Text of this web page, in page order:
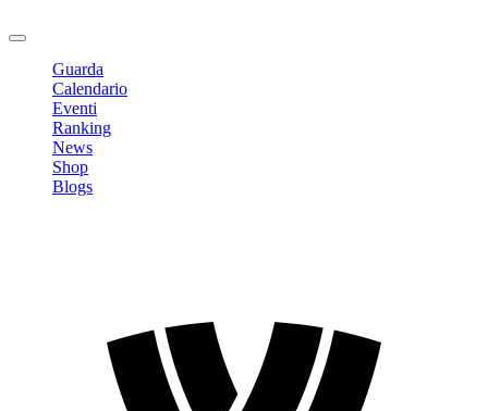
Guarda
Calendario
Eventi
Ranking
News
Shop
Blogs